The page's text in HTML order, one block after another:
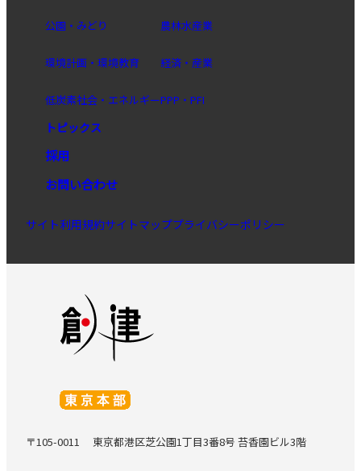
公園・みどり
環境計画・環境教育
低炭素社会・エネルギー
農林水産業
経済・産業
PPP・PFI
トピックス
採用
お問い合わせ
サイト利用規約サイトマッププライバシーポリシー
〒105-0011 東京都港区芝公園1丁目3番8号 苔香園ビル3階